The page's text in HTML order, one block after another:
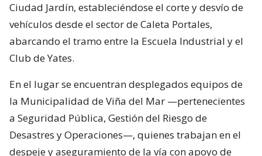
Ciudad Jardín, estableciéndose el corte y desvío de
vehículos desde el sector de Caleta Portales,
abarcando el tramo entre la Escuela Industrial y el
Club de Yates.
En el lugar se encuentran desplegados equipos de
la Municipalidad de Viña del Mar —pertenecientes
a Seguridad Pública, Gestión del Riesgo de
Desastres y Operaciones—, quienes trabajan en el
despeje y aseguramiento de la vía con apoyo de